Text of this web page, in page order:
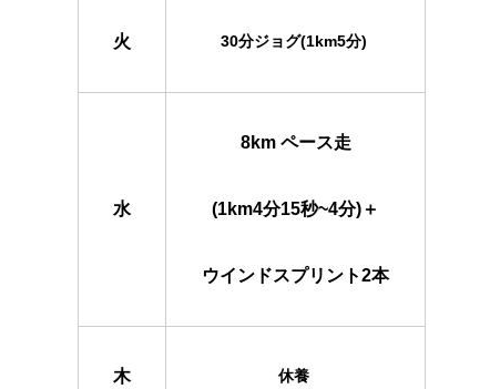
火 30分ジョグ(1km5分)
水
8km ペース走
(1km4分15秒~4分)＋
ウインドスプリント2本
木 休養